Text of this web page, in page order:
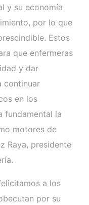
y su economía
por lo que
Estos
que enfermeras
y dar
continuar
en los
fundamental la
motores de
Raya, presidente
a los
por su